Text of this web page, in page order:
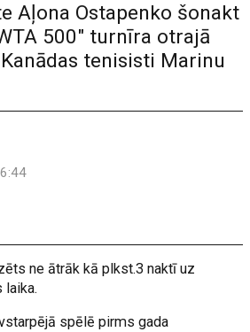
Aļona Ostapenko šonakt
500" turnīra otrajā
tenisisti Marinu
ne ātrāk kā plkst.3 naktī uz
laika.
spēlē pirms gada